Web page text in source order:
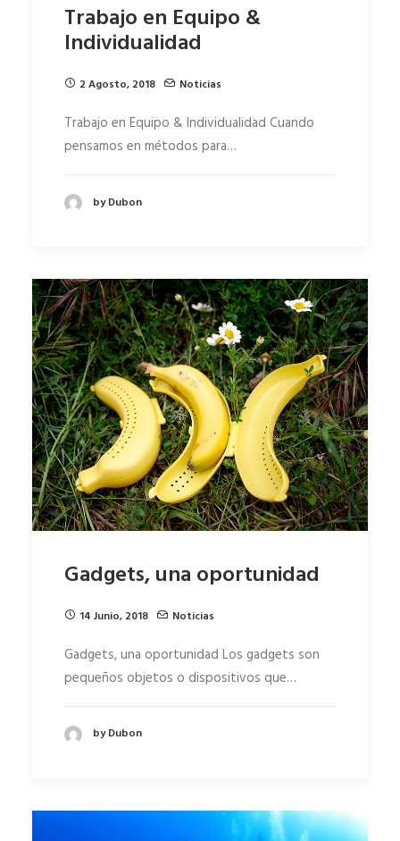
Trabajo en Equipo &
Individualidad
2 Agosto, 2018 Noticias
Trabajo en Equipo & Individualidad Cuando
pensamos en métodos para…
by Dubon
Gadgets, una oportunidad
14 Junio, 2018 Noticias
Gadgets, una oportunidad Los gadgets son
pequeños objetos o dispositivos que…
by Dubon